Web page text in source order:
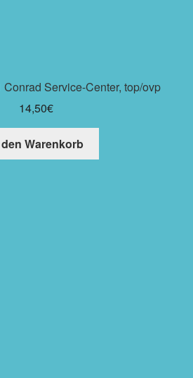
Service-Center, top/ovp
14,50€
Warenkorb